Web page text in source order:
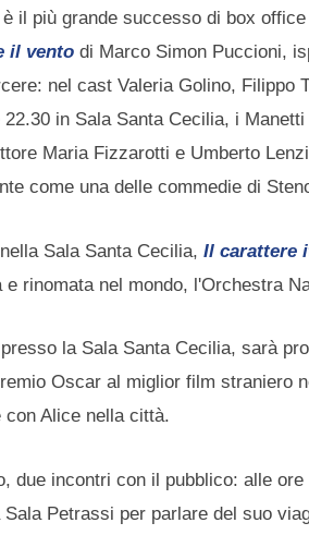
il più grande successo di box
il vento di Marco Simon Puccioni,
nel cast Valeria Golino, Filippo
22.30 in Sala Santa Cecilia, i
Maria Fizzarotti e Umberto
come una delle commedie di
Sala Santa Cecilia,Il carattere
e rinomata nel mondo, l'Orchestra
la Sala Santa Cecilia, sarà
Oscar al miglior film straniero
con Alice nella città.
due incontri con il pubblico: alle
Petrassi per parlare del suo